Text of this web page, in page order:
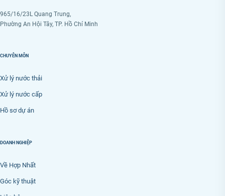
965/16/23L Quang Trung,
Phường An Hội Tây, TP. Hồ Chí Minh
CHUYÊN MÔN
Xử lý nước thải
Xử lý nước cấp
Hồ sơ dự án
DOANH NGHIỆP
Về Hợp Nhất
Góc kỹ thuật